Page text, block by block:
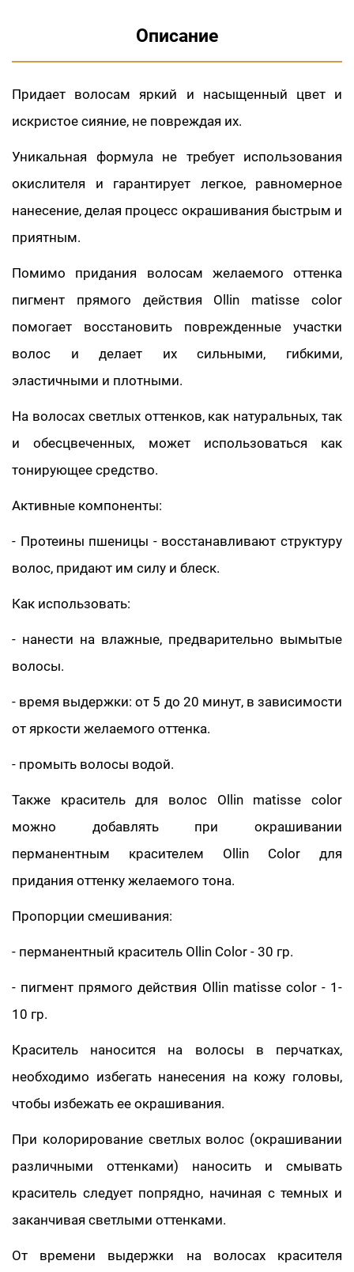
Описание
Придает волосам яркий и насыщенный цвет и
искристое сияние, не повреждая их.
Уникальная формула не требует использования
окислителя и гарантирует легкое, равномерное
нанесение, делая процесс окрашивания быстрым и
приятным.
Помимо придания волосам желаемого оттенка
пигмент прямого действия Ollin matisse color
помогает восстановить поврежденные участки
волос и делает их сильными, гибкими,
эластичными и плотными.
На волосах светлых оттенков, как натуральных, так
и обесцвеченных, может использоваться как
тонирующее средство.
Активные компоненты:
- Протеины пшеницы - восстанавливают структуру
волос, придают им силу и блеск.
Как использовать:
- нанести на влажные, предварительно вымытые
волосы.
- время выдержки: от 5 до 20 минут, в зависимости
от яркости желаемого оттенка.
- промыть волосы водой.
Также краситель для волос Ollin matisse color
можно добавлять при окрашивании
перманентным красителем Ollin Color для
придания оттенку желаемого тона.
Пропорции смешивания:
- перманентный краситель Ollin Color - 30 гр.
- пигмент прямого действия Ollin matisse color - 1-
10 гр.
Краситель наносится на волосы в перчатках,
необходимо избегать нанесения на кожу головы,
чтобы избежать ее окрашивания.
При колорирование светлых волос (окрашивании
различными оттенками) наносить и смывать
краситель следует попрядно, начиная с темных и
заканчивая светлыми оттенками.
От времени выдержки на волосах красителя